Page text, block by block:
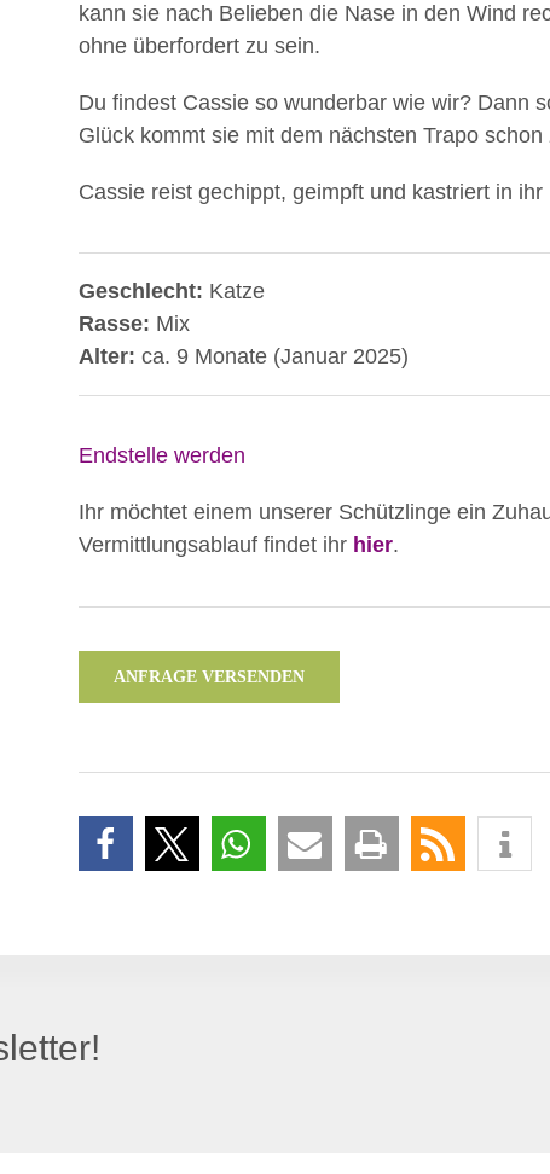
kann sie nach Belieben die Nase in den Wind
ohne überfordert zu sein.
Du findest Cassie so wunderbar wie wir? Dann
Glück kommt sie mit dem nächsten Trapo
Cassie reist gechippt, geimpft und kastriert in ihr
Geschlecht: Katze
Rasse: Mix
Alter: ca. 9 Monate (Januar 2025)
Endstelle werden
Ihr möchtet einem unserer Schützlinge ein
Vermittlungsablauf findet ihr hier.
ANFRAGE VERSENDEN